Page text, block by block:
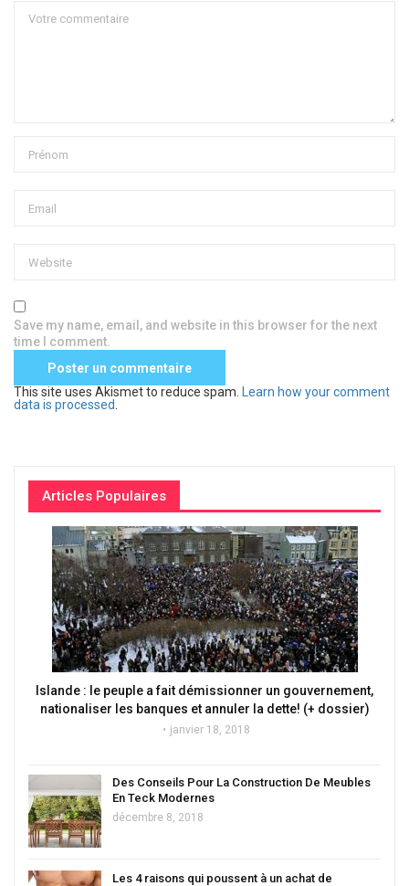
Save my name, email, and website in this browser for the next
time I comment.
This site uses Akismet to reduce spam.
Learn how your comment
data is processed
Articles Populaires
Islande : le peuple a fait démissionner un gouvernement,
nationaliser les banques et annuler la dette! (+ dossier)
janvier 18, 2018
Des Conseils Pour La Construction De Meubles
En Teck Modernes
décembre 8, 2018
Les 4 raisons qui poussent à un achat de